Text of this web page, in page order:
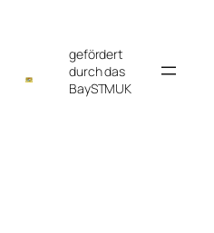
gefördert
durch das
BaySTMUK